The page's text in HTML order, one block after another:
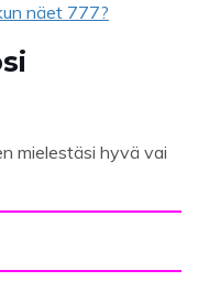
näet 777?
mielestäsi hyvä vai